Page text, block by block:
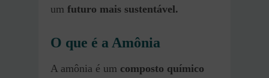
um futuro mais sustentável.
O que é a Amônia
A amônia é um composto químico